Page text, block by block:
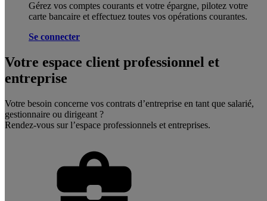
Gérez vos comptes courants et votre épargne, pilotez votre
carte bancaire et effectuez toutes vos opérations courantes.
Se connecter
Votre espace client professionnel et
entreprise
Votre besoin concerne vos contrats d’entreprise en tant que salarié,
gestionnaire ou dirigeant ?
Rendez-vous sur l’espace professionnels et entreprises.